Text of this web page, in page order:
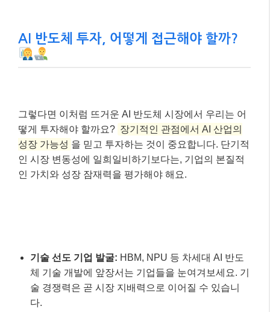
AI 반도체 투자, 어떻게 접근해야 할까?
그렇다면 이처럼 뜨거운 AI 반도체 시장에서 우리는 어
떻게 투자해야 할까요? 장기적인 관점에서 AI 산업의
성장 가능성 을 믿고 투자하는 것이 중요합니다. 단기적
인 시장 변동성에 일희일비하기보다는, 기업의 본질적
인 가치와 성장 잠재력을 평가해야 해요.
기술 선도 기업 발굴: HBM, NPU 등 차세대 AI 반도
체 기술 개발에 앞장서는 기업들을 눈여겨보세요. 기
술 경쟁력은 곧 시장 지배력으로 이어질 수 있습니
다.